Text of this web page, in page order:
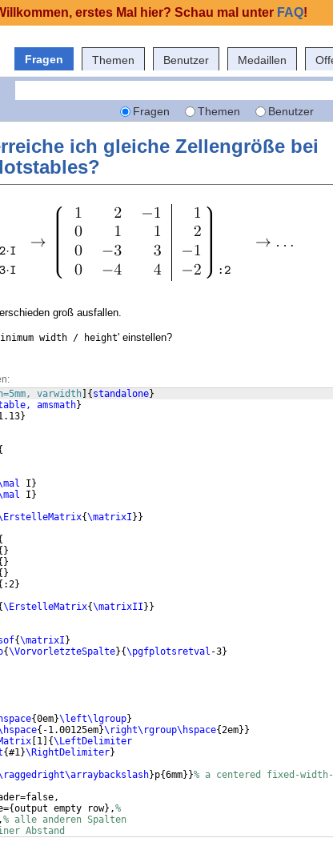
Fragen Themen Benutzer Medaillen
Fragen Themen Benutzer
ich gleiche Zellengröße bei
groß ausfallen.
width / height' einstellen?
varwidth { standalone}
amsmath}
}
I }
I }
{\matrixI }}
}
}
}
:2}
\ErstelleMatrix{\matrixII }}
{\matrixI }
{\VorvorletzteSpalte}{\pgfplotsretval -3}
{0em}\left\lgroup}
{ -1.00125em}\right\rgroup\hspace{2em}}
1 {\LeftDelimiter
{#1}\RightDelimiter}
}p{6mm}}% a centered fixed-width-
{output empty row} ,%
% alle anderen Spalten
Abstand
erstes Mal hier? Schau mal unter FAQ!